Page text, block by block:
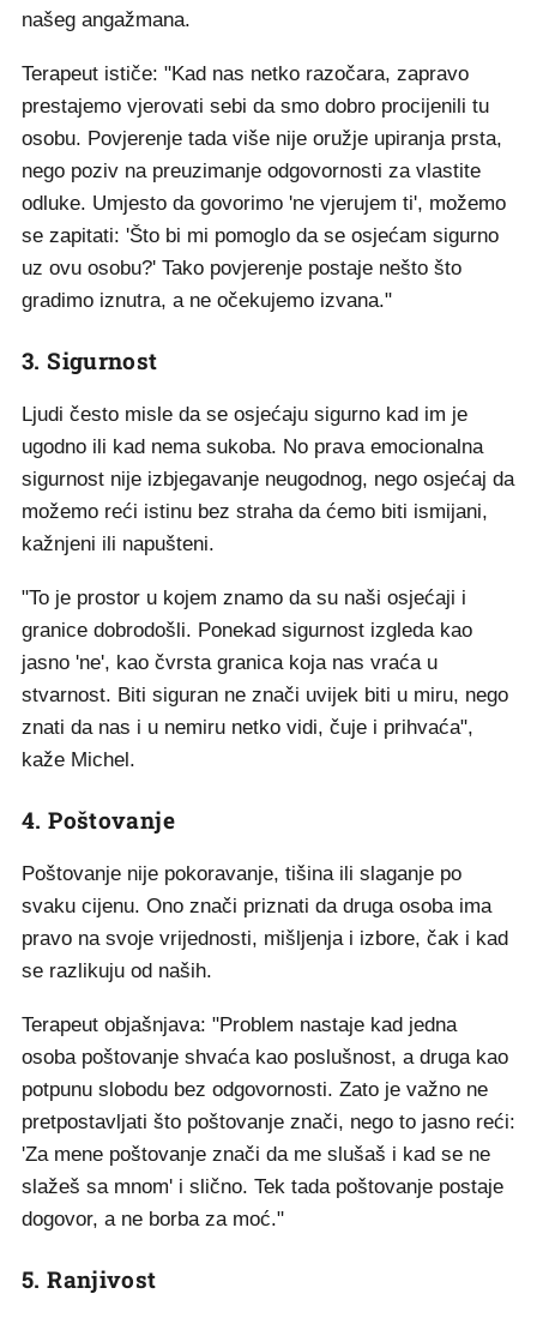
našeg angažmana.
Terapeut ističe: "Kad nas netko razočara, zapravo
prestajemo vjerovati sebi da smo dobro procijenili tu
osobu. Povjerenje tada više nije oružje upiranja prsta,
nego poziv na preuzimanje odgovornosti za vlastite
odluke. Umjesto da govorimo 'ne vjerujem ti', možemo
se zapitati: 'Što bi mi pomoglo da se osjećam sigurno
uz ovu osobu?' Tako povjerenje postaje nešto što
gradimo iznutra, a ne očekujemo izvana."
3. Sigurnost
Ljudi često misle da se osjećaju sigurno kad im je
ugodno ili kad nema sukoba. No prava emocionalna
sigurnost nije izbjegavanje neugodnog, nego osjećaj da
možemo reći istinu bez straha da ćemo biti ismijani,
kažnjeni ili napušteni.
"To je prostor u kojem znamo da su naši osjećaji i
granice dobrodošli. Ponekad sigurnost izgleda kao
jasno 'ne', kao čvrsta granica koja nas vraća u
stvarnost. Biti siguran ne znači uvijek biti u miru, nego
znati da nas i u nemiru netko vidi, čuje i prihvaća",
kaže Michel.
4. Poštovanje
Poštovanje nije pokoravanje, tišina ili slaganje po
svaku cijenu. Ono znači priznati da druga osoba ima
pravo na svoje vrijednosti, mišljenja i izbore, čak i kad
se razlikuju od naših.
Terapeut objašnjava: "Problem nastaje kad jedna
osoba poštovanje shvaća kao poslušnost, a druga kao
potpunu slobodu bez odgovornosti. Zato je važno ne
pretpostavljati što poštovanje znači, nego to jasno reći:
'Za mene poštovanje znači da me slušaš i kad se ne
slažeš sa mnom' i slično. Tek tada poštovanje postaje
dogovor, a ne borba za moć."
5. Ranjivost